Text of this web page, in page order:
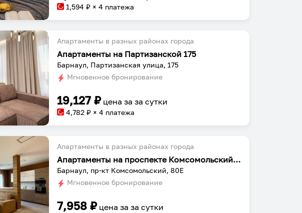
1,594 ₽ × 4 платежа
Апартаменты в разных районах города
Апартаменты на Партизанской 175
Барнаул, Партизанская улица, 175
Мгновенное бронирование
19,127 ₽ цена заза сутки
4,782 ₽ × 4 платежа
Апартаменты в разных районах города
Апартаменты на проспекте Комсомольский 80Е
Барнаул, пр-кт Комсомольский, 80Е
Мгновенное бронирование
7,958 ₽ цена заза сутки